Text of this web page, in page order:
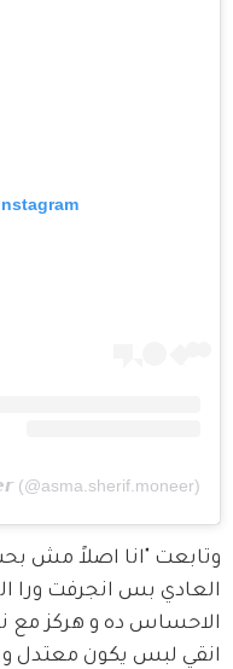
وتابعت "انا اصلاً مش
العادي بس انجرفت ورا
الاحساس ده و هركز مع
انقي لبس يكون معتدل